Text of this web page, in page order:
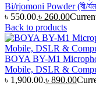
Bi/rjomoni Powder (বী/
৳ 550.00.৳ 260.00
Back to products
BOYA BY-M1
Mobile, DSLR &
৳ 1,900.00.৳ 890.00